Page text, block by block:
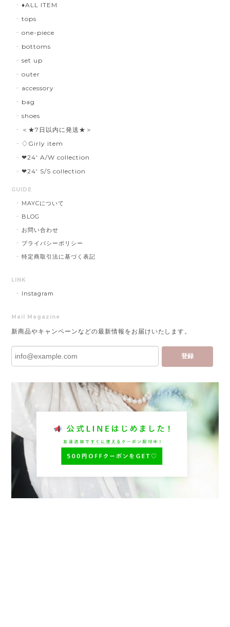
♦︎ALL ITEM
tops
one-piece
bottoms
set up
outer
accessory
bag
shoes
＜★7日以内に発送★＞
♢Girly item
❤︎24' A/W collection
❤︎24' S/S collection
GUIDE
MAYCについて
BLOG
お問い合わせ
プライバシーポリシー
特定商取引法に基づく表記
LINK
Instagram
Mail Magazine
新商品やキャンペーンなどの最新情報をお届けいたします。
登録